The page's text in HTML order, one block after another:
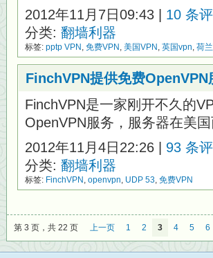
2012年11月7日09:43 | 10 条
分类: 翻墙利器
标签: pptp VPN , 免费VPN , 美国VPN , 英国vpn, 荷
FinchVPN提供免费OpenVPN
FinchVPN是一家刚开不久的
OpenVPN服务，服务器在美
2012年11月4日22:26 | 93 条
分类: 翻墙利器
标签: FinchVPN , openvpn, UDP 53, 免费VPN
第 3 页，共 22 页 上一页 1 2 3 4 5 6